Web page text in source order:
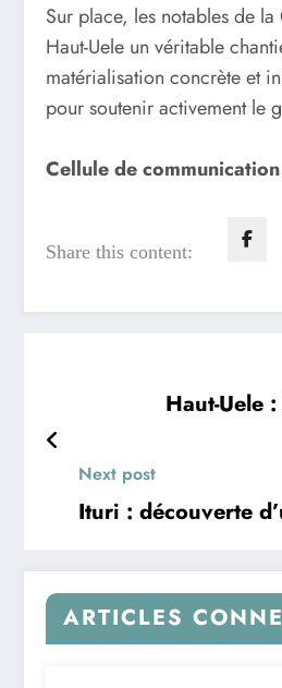
Sur place, les notables de
Haut-Uele un véritable
matérialisation concrète et
pour soutenir activement le
Cellule de
Share this content:
Haut-Uele
Next post
Ituri : découverte
ARTICLES